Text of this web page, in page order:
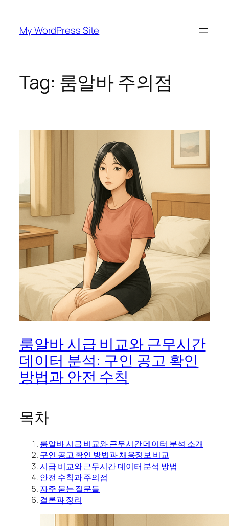
content
My WordPress Site
Tag: 룸알바 주의점
룸알바 시급 비교와 근무시간
데이터 분석: 구인 공고 확인
방법과 안전 수칙
목차
룸알바 시급 비교와 근무시간 데이터 분석 소개
구인 공고 확인 방법과 채용정보 비교
시급 비교와 근무시간 데이터 분석 방법
안전 수칙과 주의점
자주 묻는 질문들
결론과 정리